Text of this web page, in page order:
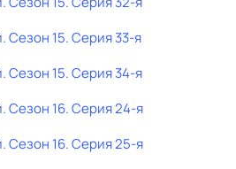
. Сезон 15. Серия 33-я
. Сезон 15. Серия 34-я
. Сезон 16. Серия 24-я
. Сезон 16. Серия 25-я